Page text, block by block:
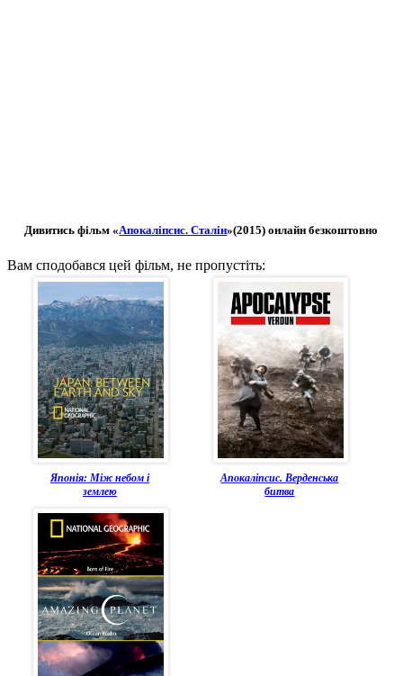
Дивитись фільм «Апокаліпсис. Сталін»(2015) онлайн безкоштовно
Вам сподобався цей фільм, не пропустіть:
Японія: Між небом і
землею
Апокаліпсис. Верденська
битва